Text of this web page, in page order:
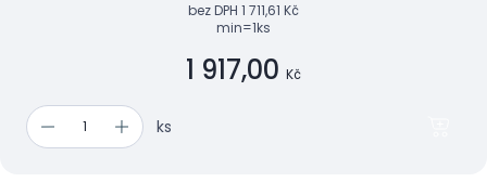
bez DPH 1 711,61 Kč
min=1ks
1 917,00 Kč
ks